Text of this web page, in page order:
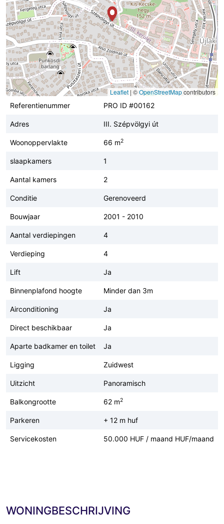
Leaflet | ©OpenStreetMapcontributors
Referentienummer
PRO ID #00162
Adres III. Szépvölgyi út
Woonoppervlakte 66 m2
slaapkamers 1
Aantal kamers 2
Conditie Gerenoveerd
Bouwjaar 2001 - 2010
Aantal verdiepingen 4
Verdieping 4
Lift Ja
Binnenplafond hoogte Minder dan 3m
Airconditioning Ja
Direct beschikbaar Ja
Aparte badkamer en toilet Ja
Ligging Zuidwest
Uitzicht Panoramisch
Balkongrootte 62 m2
Parkeren + 12 m huf
Servicekosten 50.000 HUF / maand HUF/maand
WONINGBESCHRIJVING